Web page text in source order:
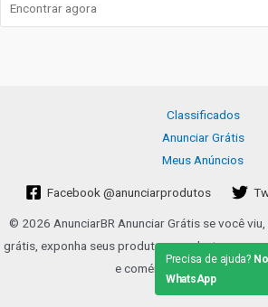
Classificados
Anunciar Grátis
Meus Anúncios
Facebook @anunciarprodutos
© 2026 AnunciarBR Anunciar Grátis se você
grátis, exponha seus produtos, venda, troca,
e comércios. | Grupo
Precisa de ajuda? No
WhatsApp